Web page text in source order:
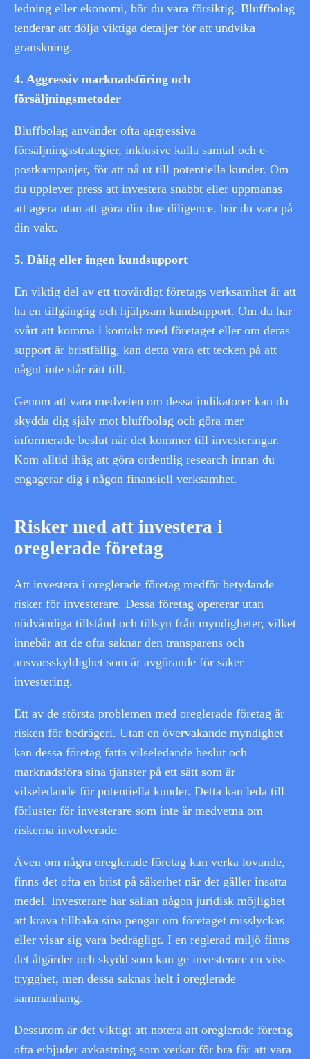
ledning eller ekonomi, bör du vara försiktig. Bluffbolag
tenderar att dölja viktiga detaljer för att undvika
granskning.
4. Aggressiv marknadsföring och
försäljningsmetoder
Bluffbolag använder ofta aggressiva
försäljningsstrategier, inklusive kalla samtal och e-
postkampanjer, för att nå ut till potentiella kunder. Om
du upplever press att investera snabbt eller uppmanas
att agera utan att göra din due diligence, bör du vara på
din vakt.
5. Dålig eller ingen kundsupport
En viktig del av ett trovärdigt företags verksamhet är att
ha en tillgänglig och hjälpsam kundsupport. Om du har
svårt att komma i kontakt med företaget eller om deras
support är bristfällig, kan detta vara ett tecken på att
något inte står rätt till.
Genom att vara medveten om dessa indikatorer kan du
skydda dig själv mot bluffbolag och göra mer
informerade beslut när det kommer till investeringar.
Kom alltid ihåg att göra ordentlig research innan du
engagerar dig i någon finansiell verksamhet.
Risker med att investera i
oreglerade företag
Att investera i oreglerade företag medför betydande
risker för investerare. Dessa företag opererar utan
nödvändiga tillstånd och tillsyn från myndigheter, vilket
innebär att de ofta saknar den transparens och
ansvarsskyldighet som är avgörande för säker
investering.
Ett av de största problemen med oreglerade företag är
risken för bedrägeri. Utan en övervakande myndighet
kan dessa företag fatta vilseledande beslut och
marknadsföra sina tjänster på ett sätt som är
vilseledande för potentiella kunder. Detta kan leda till
förluster för investerare som inte är medvetna om
riskerna involverade.
Även om några oreglerade företag kan verka lovande,
finns det ofta en brist på säkerhet när det gäller insatta
medel. Investerare har sällan någon juridisk möjlighet
att kräva tillbaka sina pengar om företaget misslyckas
eller visar sig vara bedrägligt. I en reglerad miljö finns
det åtgärder och skydd som kan ge investerare en viss
trygghet, men dessa saknas helt i oreglerade
sammanhang.
Dessutom är det viktigt att notera att oreglerade företag
ofta erbjuder avkastning som verkar för bra för att vara